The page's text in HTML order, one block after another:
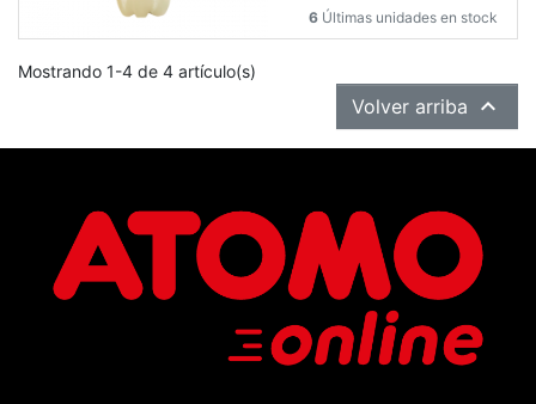
6 Últimas unidades en stock
Mostrando 1-4 de 4 artículo(s)
Volver arriba 